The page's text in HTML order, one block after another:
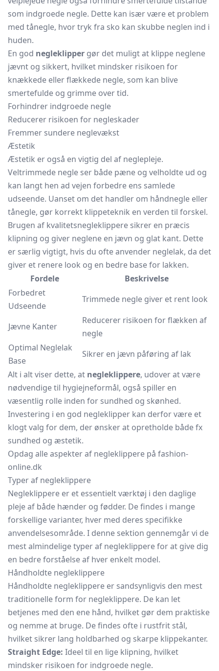
som indgroede negle. Dette kan især være et problem
med tånegle, hvor tryk fra sko kan skubbe neglen ind i
huden.
En god negleklipper gør det muligt at klippe neglene
jævnt og sikkert, hvilket mindsker risikoen for
knækkede eller flækkede negle, som kan blive
smertefulde og grimme over tid.
Forhindrer indgroede negle
Reducerer risikoen for negleskader
Fremmer sundere neglevækst
Æstetik
Æstetik er også en vigtig del af neglepleje.
Veltrimmede negle ser både pæne og velholdte ud og
kan langt hen ad vejen forbedre ens samlede
udseende. Uanset om det handler om håndnegle eller
tånegle, gør korrekt klippeteknik en verden til forskel.
Brugen af kvalitetsnegleklippere sikrer en præcis
klipning og giver neglene en jævn og glat kant. Dette
er særlig vigtigt, hvis du ofte anvender neglelak, da det
giver et renere look og en bedre base for lakken.
Fordele
Beskrivelse
Forbedret
Udseende
Trimmede negle giver et rent look
Jævne Kanter
Reducerer risikoen for flækken af
negle
Optimal Neglelak
Base
Sikrer en jævn påføring af lak
Alt i alt viser dette, at negleklippere, udover at være
nødvendige til hygiejneformål, også spiller en
væsentlig rolle inden for sundhed og skønhed.
Investering i en god negleklipper kan derfor være et
klogt valg for dem, der ønsker at opretholde både fx
sundhed og æstetik.
Opdag alle aspekter af negleklippere på fashion-
online.dk
Typer af negleklippere
Negleklippere er et essentielt værktøj i den daglige
pleje af både hænder og fødder. De findes i mange
forskellige varianter, hver med deres specifikke
anvendelsesområde. I denne sektion gennemgår vi de
mest almindelige typer af negleklippere for at give dig
en bedre forståelse af hver enkelt model.
Håndholdte negleklippere
Håndholdte negleklippere er sandsynligvis den mest
traditionelle form for negleklippere. De kan let
betjenes med den ene hånd, hvilket gør dem praktiske
og nemme at bruge. De findes ofte i rustfrit stål,
hvilket sikrer lang holdbarhed og skarpe klippekanter.
Straight Edge: Ideel til en lige klipning, hvilket
mindsker risikoen for indgroede negle.